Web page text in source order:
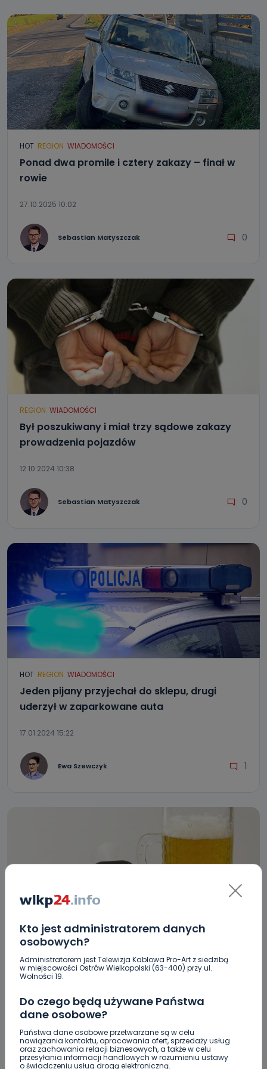
Kto jest administratorem danych
osobowych?
Administratorem jest Telewizja Kablowa Pro-Art z siedzibą
w miejscowości Ostrów Wielkopolski (63-400) przy ul.
Wolności 19.
Do czego będą używane Państwa
dane osobowe?
Państwa dane osobowe przetwarzane są w celu
nawiązania kontaktu, opracowania ofert, sprzedaży usług
oraz zachowania relacji biznesowych, a także w celu
przesyłania informacji handlowych w rozumieniu ustawy
o świadczeniu usług drogą elektroniczną.
HOT REGION WIADOMOŚCI
Ponad dwa promile i cztery zakazy – finał w
rowie
27.10.2025 10:02
Sebastian Matyszczak 0
REGION WIADOMOŚCI
Był poszukiwany i miał trzy sądowe zakazy
prowadzenia pojazdów
12.10.2024 10:38
Sebastian Matyszczak 0
HOT REGION WIADOMOŚCI
Jeden pijany przyjechał do sklepu, drugi
uderzył w zaparkowane auta
17.01.2024 15:22
Ewa Szewczyk 1
HOT WIADOMOŚCI
Chciała uciec z miejsca zdarzenia, bo była
pod wpływem
20.05.2023 13:16
Paulina Szczepaniak